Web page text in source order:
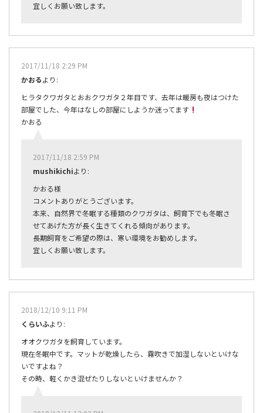
宜しくお願い致します。
かおるより:
2017/11/18 2:29 PM
ヒラタクワガタとおおクワガタ２年目です、去年は暖房も夜はつけた
部屋でした、今年はなしの部屋にしようか迷ってます
かおる
mushikichiより:
2017/11/18 2:59 PM
かおる様
コメントありがとうございます。
本来、自然界で冬眠する種類のクワガタは、飼育下でも冬眠さ
せてあげた方が長く生きてくれる傾向があります。
長期飼育をご希望の際は、寒い環境をお勧めします。
宜しくお願い致します。
くらいふより:
2018/12/10 9:11 PM
オオクワガタを飼育しています。
現在冬眠中です。マットが乾燥したら、霧吹きで加湿しないといけな
いですよね？
その時、軽くかき混ぜたりしないといけませんか？